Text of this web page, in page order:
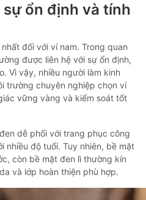
ổn định và tính
đối với ví nam. Trong quan
được liên hệ với sự ổn định,
Vì vậy, nhiều người làm kinh
trường chuyên nghiệp chọn ví
vững vàng và kiểm soát tốt
dễ phối với trang phục công
nhiều độ tuổi. Tuy nhiên, bề mặt
còn bề mặt đen lì thường kín
và lớp hoàn thiện phù hợp.